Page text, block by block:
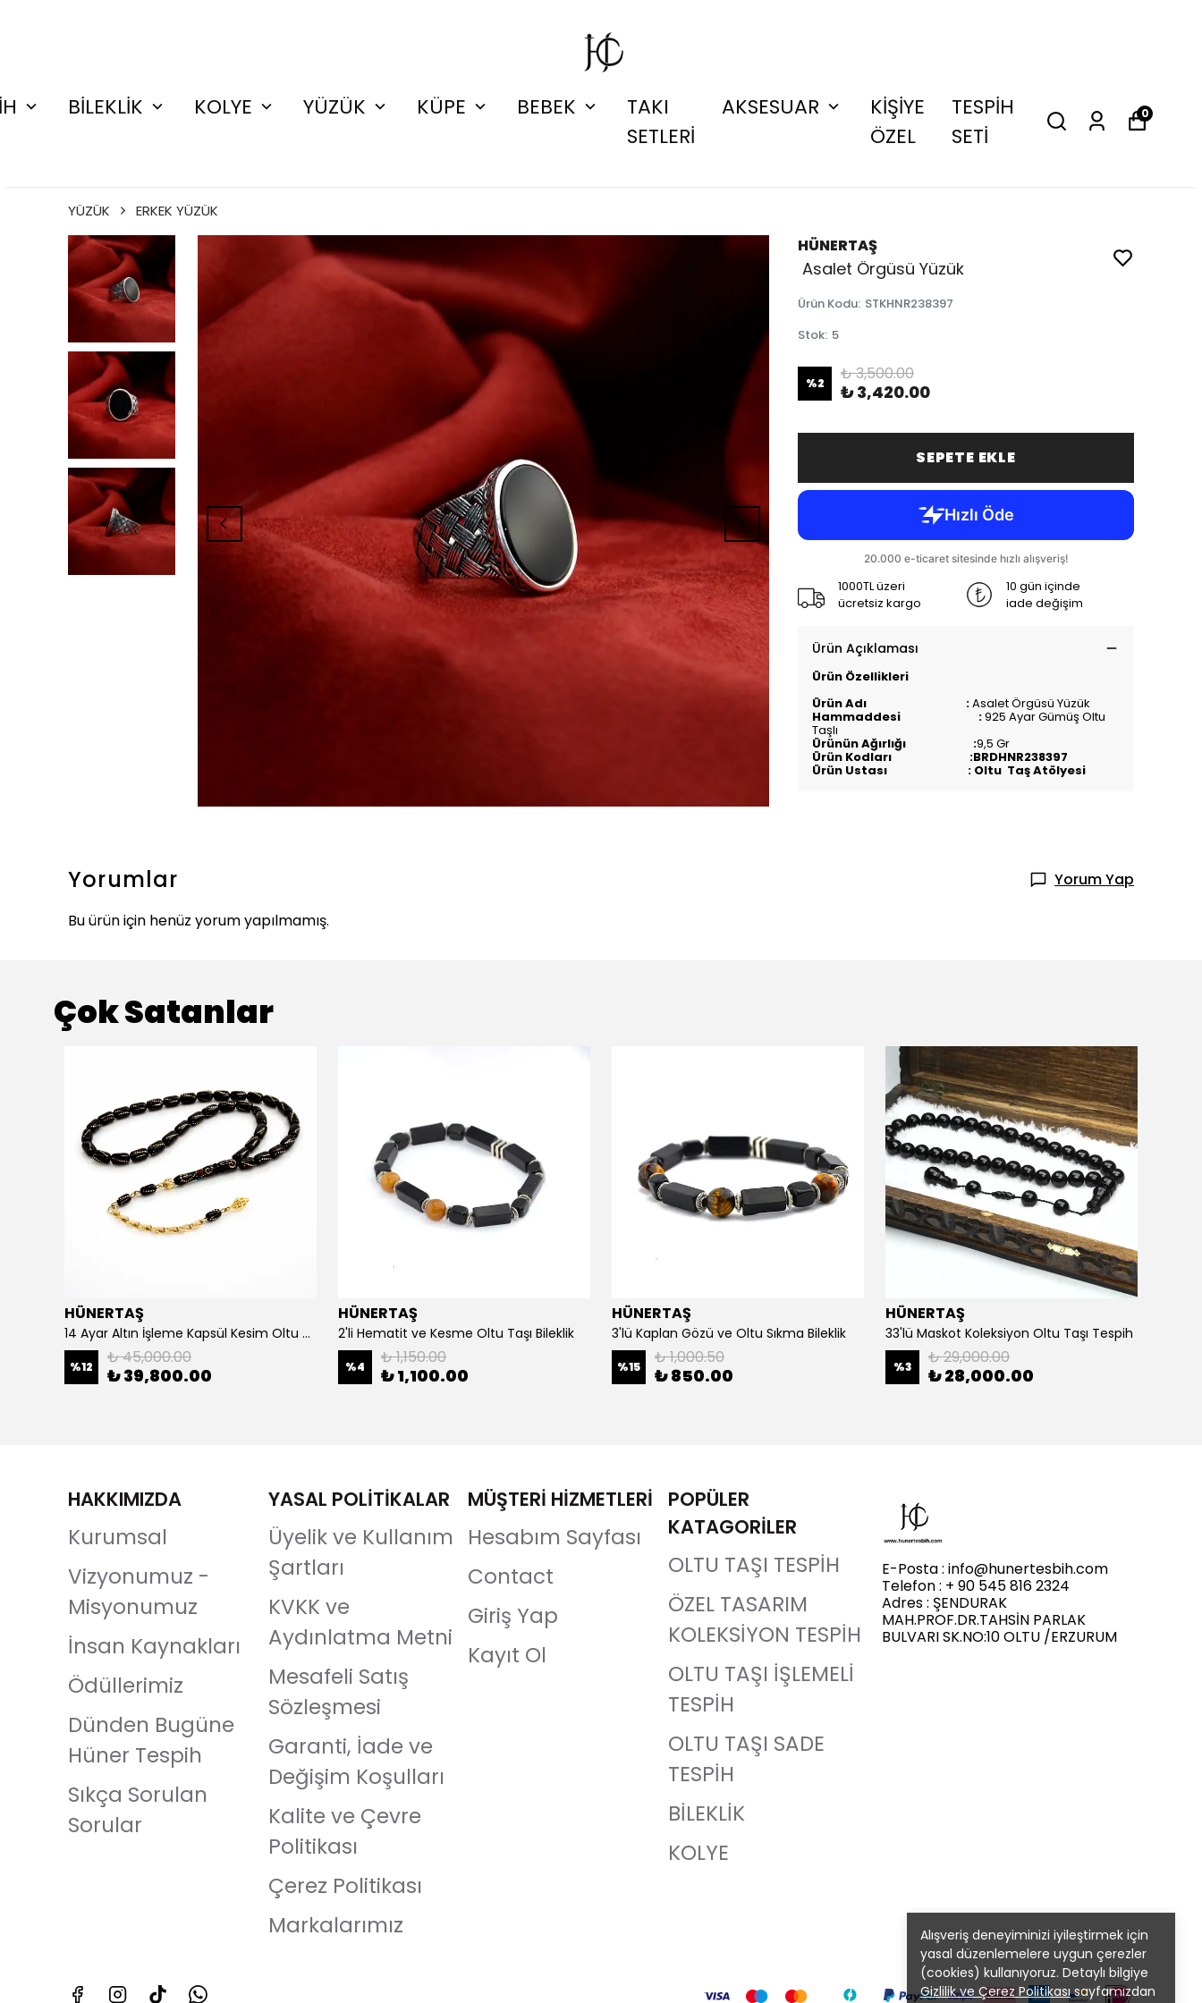
BİLEKLİK KOLYE YÜZÜK KÜPE BEBEK
TAKI
SETLERİ
AKSESUAR
KİŞİYE
ÖZEL
TESPİH
SETİ
0
Alışveriş deneyiminizi iyileştirmek için
yasal düzenlemelere uygun çerezler
(cookies) kullanıyoruz. Detaylı bilgiye
Gizlilik ve Çerez Politikasısayfamızdan
YÜZÜK ERKEK YÜZÜK
HÜNERTAŞ
Asalet Örgüsü Yüzük
Ürün Kodu: STKHNR238397
Stok: 5
%2 ₺ 3,500.00
₺ 3,420.00
SEPETE EKLE
1000TL üzeri
ücretsiz kargo
10 gün içinde
iade değişim
Ürün Açıklaması
Ürün Özellikleri
Ürün Adı :Asalet Örgüsü Yüzük
Hammaddesi :925 Ayar Gümüş Oltu
Taşlı
Ürünün Ağırlığı :9,5 Gr
Ürün Kodları :BRDHNR238397
Ürün Ustası : Oltu Taş Atölyesi
Yorumlar
Yorum Yap
Bu ürün için henüz yorum yapılmamış.
Çok Satanlar
HÜNERTAŞ
14 Ayar Altın İşleme Kapsül Kesim Oltu Taşı Tespih
%12 ₺ 45,000.00
₺ 39,800.00
HÜNERTAŞ
2'li Hematit ve Kesme Oltu Taşı Bileklik
%4 ₺ 1,150.00
₺ 1,100.00
HÜNERTAŞ
3'lü Kaplan Gözü ve Oltu Sıkma Bileklik
%15 ₺ 1,000.50
₺ 850.00
HÜNERTAŞ
33'lü Maskot Koleksiyon Oltu Taşı Tespih
%3 ₺ 29,000.00
₺ 28,000.00
HAKKIMIZDA
Kurumsal
Vizyonumuz -
Misyonumuz
İnsan Kaynakları
Ödüllerimiz
Dünden Bugüne
Hüner Tespih
Sıkça Sorulan
Sorular
YASAL POLİTİKALAR
Üyelik ve Kullanım
Şartları
KVKK ve
Aydınlatma Metni
Mesafeli Satış
Sözleşmesi
Garanti, İade ve
Değişim Koşulları
Kalite ve Çevre
Politikası
Çerez Politikası
Markalarımız
MÜŞTERİ HİZMETLERİ
Hesabım Sayfası
Contact
Giriş Yap
Kayıt Ol
POPÜLER
KATAGORİLER
OLTU TAŞI TESPİH
ÖZEL TASARIM
KOLEKSİYON TESPİH
OLTU TAŞI İŞLEMELİ
TESPİH
OLTU TAŞI SADE
TESPİH
BİLEKLİK
KOLYE
E-Posta : info@hunertesbih.com
Telefon : + 90 545 816 2324
Adres : ŞENDURAK
MAH.PROF.DR.TAHSİN PARLAK
BULVARI SK.NO:10 OLTU /ERZURUM